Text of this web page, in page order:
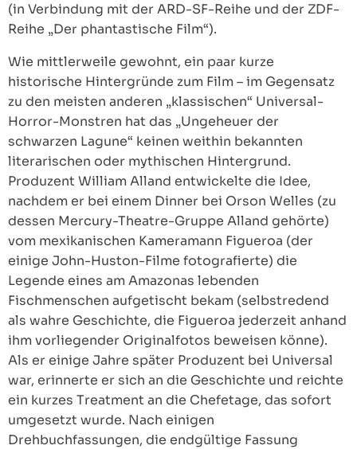
(in Verbindung mit der ARD-SF-Reihe und der ZDF-
Reihe „Der phantastische Film“).
Wie mittlerweile gewohnt, ein paar kurze
historische Hintergründe zum Film – im Gegensatz
zu den meisten anderen „klassischen“ Universal-
Horror-Monstren hat das „Ungeheuer der
schwarzen Lagune“ keinen weithin bekannten
literarischen oder mythischen Hintergrund.
Produzent William Alland entwickelte die Idee,
nachdem er bei einem Dinner bei Orson Welles (zu
dessen Mercury-Theatre-Gruppe Alland gehörte)
vom mexikanischen Kameramann Figueroa (der
einige John-Huston-Filme fotografierte) die
Legende eines am Amazonas lebenden
Fischmenschen aufgetischt bekam (selbstredend
als wahre Geschichte, die Figueroa jederzeit anhand
ihm vorliegender Originalfotos beweisen könne).
Als er einige Jahre später Produzent bei Universal
war, erinnerte er sich an die Geschichte und reichte
ein kurzes Treatment an die Chefetage, das sofort
umgesetzt wurde. Nach einigen
Drehbuchfassungen, die endgültige Fassung